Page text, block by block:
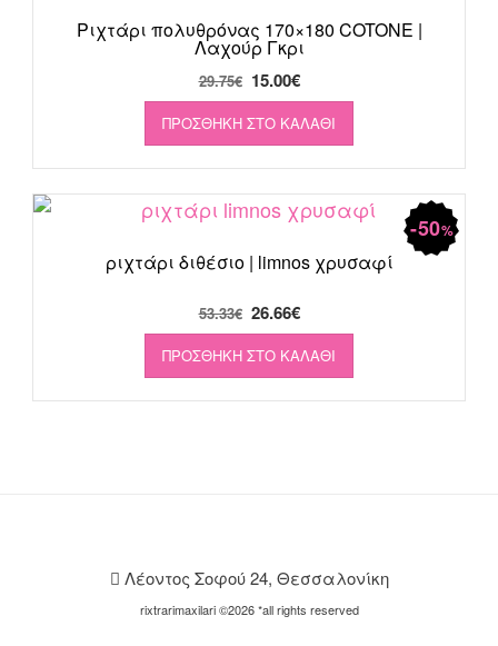
Ριχτάρι πολυθρόνας 170×180 COTONE |
Λαχούρ Γκρι
29.75€ Original
price
was:
29.75€.
15.00€Η
τρέχουσα
τιμή
είναι:
15.00€.
ΠΡΟΣΘΉΚΗ ΣΤΟ ΚΑΛΆΘΙ
50%
ριχτάρι διθέσιο | limnos χρυσαφί
53.33€ Original
price
was:
53.33€.
26.66€Η
τρέχουσα
τιμή
είναι:
26.66€.
ΠΡΟΣΘΉΚΗ ΣΤΟ ΚΑΛΆΘΙ
Λέοντος Σοφού 24, Θεσσαλονίκη
rixtrarimaxilari ©2026 *all rights reserved